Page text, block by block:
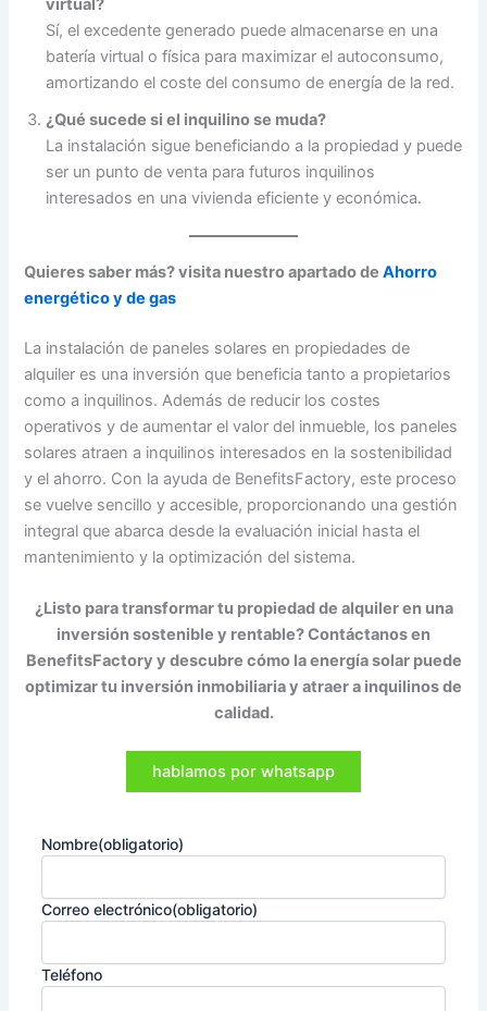
virtual?
Sí, el excedente generado puede almacenarse en una
batería virtual o física para maximizar el autoconsumo,
amortizando el coste del consumo de energía de la red.
¿Qué sucede si el inquilino se muda?
La instalación sigue beneficiando a la propiedad y puede
ser un punto de venta para futuros inquilinos
interesados en una vivienda eficiente y económica.
Quieres saber más? visita nuestro apartado deAhorro
energético y de gas
La instalación de paneles solares en propiedades de
alquiler es una inversión que beneficia tanto a propietarios
como a inquilinos. Además de reducir los costes
operativos y de aumentar el valor del inmueble, los paneles
solares atraen a inquilinos interesados en la sostenibilidad
y el ahorro. Con la ayuda de BenefitsFactory, este proceso
se vuelve sencillo y accesible, proporcionando una gestión
integral que abarca desde la evaluación inicial hasta el
mantenimiento y la optimización del sistema.
¿Listo para transformar tu propiedad de alquiler en una
inversión sostenible y rentable? Contáctanos en
BenefitsFactory y descubre cómo la energía solar puede
optimizar tu inversión inmobiliaria y atraer a inquilinos de
calidad.
hablamos por whatsapp
Nombre(obligatorio)
Correo electrónico(obligatorio)
Teléfono